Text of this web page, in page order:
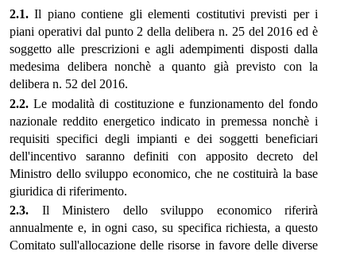
2.1. Il piano contiene gli elementi costitutivi previsti per i
piani operativi dal punto 2 della delibera n. 25 del 2016 ed è
soggetto alle prescrizioni e agli adempimenti disposti dalla
medesima delibera nonchè a quanto già previsto con la
delibera n. 52 del 2016.
2.2. Le modalità di costituzione e funzionamento del fondo
nazionale reddito energetico indicato in premessa nonchè i
requisiti specifici degli impianti e dei soggetti beneficiari
dell'incentivo saranno definiti con apposito decreto del
Ministro dello sviluppo economico, che ne costituirà la base
giuridica di riferimento.
2.3. Il Ministero dello sviluppo economico riferirà
annualmente e, in ogni caso, su specifica richiesta, a questo
Comitato sull'allocazione delle risorse in favore delle diverse